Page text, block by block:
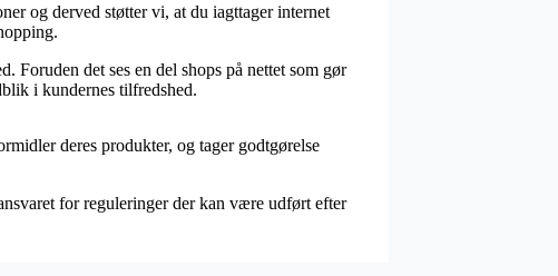
og derved støtter vi, at du iagttager internet
det ses en del shops på nettet som gør
i kundernes tilfredshed.
deres produkter, og tager godtgørelse
for reguleringer der kan være udført efter